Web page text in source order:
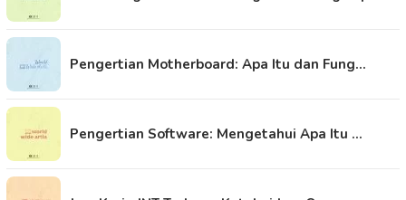
Pengertian Motherboard: Apa Itu dan Fung…
Pengertian Software: Mengetahui Apa Itu …